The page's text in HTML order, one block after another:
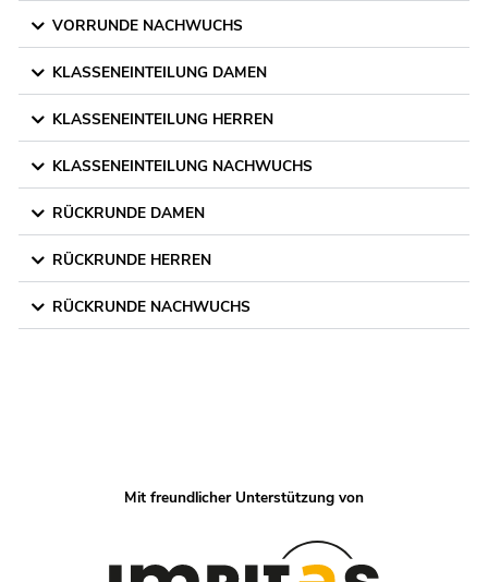
VORRUNDE NACHWUCHS
KLASSENEINTEILUNG DAMEN
KLASSENEINTEILUNG HERREN
KLASSENEINTEILUNG NACHWUCHS
RÜCKRUNDE DAMEN
RÜCKRUNDE HERREN
RÜCKRUNDE NACHWUCHS
Mit freundlicher Unterstützung von